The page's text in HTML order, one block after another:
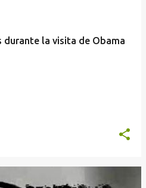
durante la visita de Obama